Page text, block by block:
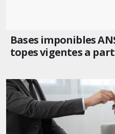
Bases imponibles
topes vigentes a